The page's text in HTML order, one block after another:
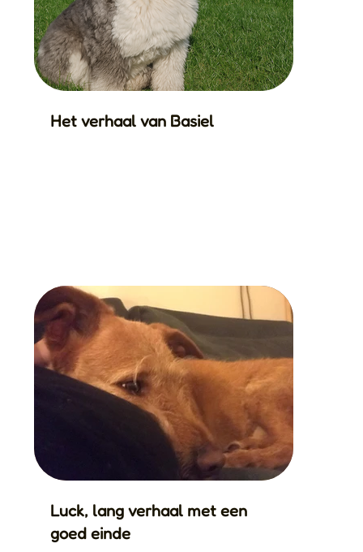
Het verhaal van Basiel
Luck, lang verhaal met een
goed einde